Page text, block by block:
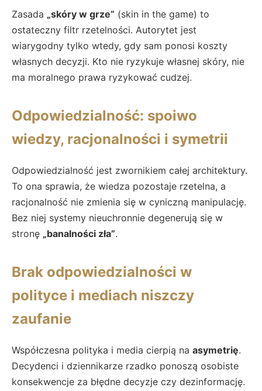
Zasada „skóry w grze” (skin in the game) to
ostateczny filtr rzetelności. Autorytet jest
wiarygodny tylko wtedy, gdy sam ponosi koszty
własnych decyzji. Kto nie ryzykuje własnej skóry, nie
ma moralnego prawa ryzykować cudzej.
Odpowiedzialność: spoiwo
wiedzy, racjonalności i symetrii
Odpowiedzialność jest zwornikiem całej architektury.
To ona sprawia, że wiedza pozostaje rzetelna, a
racjonalność nie zmienia się w cyniczną manipulację.
Bez niej systemy nieuchronnie degenerują się w
stronę „banalności zła”.
Brak odpowiedzialności w
polityce i mediach niszczy
zaufanie
Współczesna polityka i media cierpią na asymetrię.
Decydenci i dziennikarze rzadko ponoszą osobiste
konsekwencje za błędne decyzje czy dezinformację.